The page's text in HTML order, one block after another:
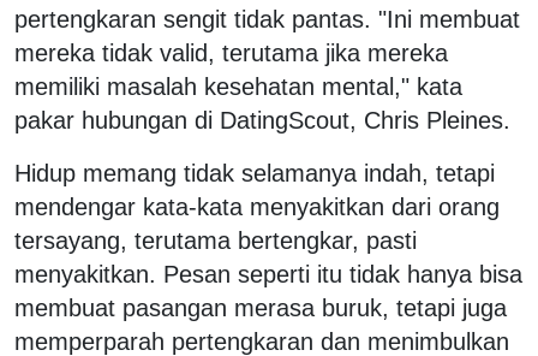
pertengkaran sengit tidak pantas. "Ini membuat
mereka tidak valid, terutama jika mereka
memiliki masalah kesehatan mental," kata
pakar hubungan di DatingScout, Chris Pleines.
Hidup memang tidak selamanya indah, tetapi
mendengar kata-kata menyakitkan dari orang
tersayang, terutama bertengkar, pasti
menyakitkan. Pesan seperti itu tidak hanya bisa
membuat pasangan merasa buruk, tetapi juga
memperparah pertengkaran dan menimbulkan